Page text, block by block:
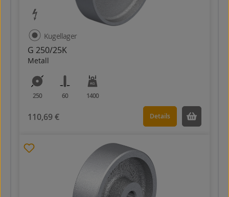
G 250/25K
Metall
Kugellager
250 60 1400
110,69 € Details